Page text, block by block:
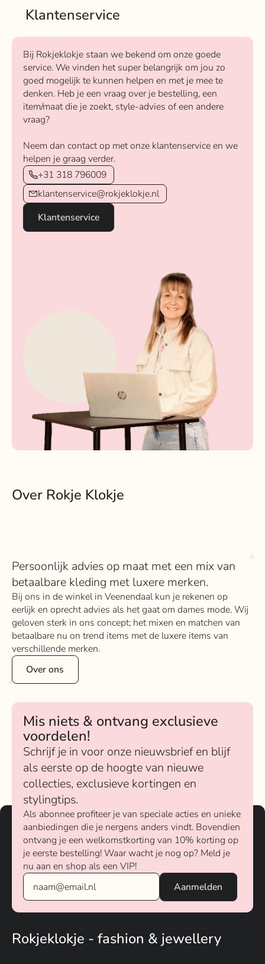
Klantenservice
Bij Rokjeklokje staan we bekend om onze goede
service. We vinden het super belangrijk om jou zo
goed mogelijk te kunnen helpen en met je mee te
denken. Heb je een vraag over je bestelling, een
item/maat die je zoekt, style-advies of een andere
vraag?
Neem dan contact op met onze klantenservice en we
helpen je graag verder.
+31 318 796009
klantenservice@rokjeklokje.nl
Klantenservice
Over Rokje Klokje
Persoonlijk advies op maat met een mix van
betaalbare kleding met luxere merken.
Bij ons in de winkel in Veenendaal kun je rekenen op
eerlijk en oprecht advies als het gaat om dames mode. Wij
geloven sterk in ons concept; het mixen en matchen van
betaalbare nu on trend items met de luxere items van
verschillende merken.
Over ons
Mis niets & ontvang exclusieve
voordelen!
Schrijf je in voor onze nieuwsbrief en blijf
als eerste op de hoogte van nieuwe
collecties, exclusieve kortingen en
stylingtips.
Als abonnee profiteer je van speciale acties en unieke
aanbiedingen die je nergens anders vindt. Bovendien
ontvang je een welkomstkorting van 10% korting op
je eerste bestelling! Waar wacht je nog op? Meld je
nu aan en shop als een VIP!
Rokjeklokje - fashion & jewellery